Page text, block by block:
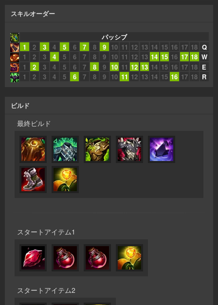
スキルオーダー
パッシブ
1
2 3 4 5 6 7 8 9 10 11 12 13 14 15 16 17 18 Q
1
2 3 4 5 6 7 8 9 10 11 12 13 14 15 16 17 18 W
1
2 3 4 5 6 7 8 9 10 11 12 13 14 15 16 17 18 E
1
2 3 4 5 6 7 8 9 10 11 12 13 14 15 16 17 18 R
ビルド
最終ビルド
スタートアイテム1
スタートアイテム2